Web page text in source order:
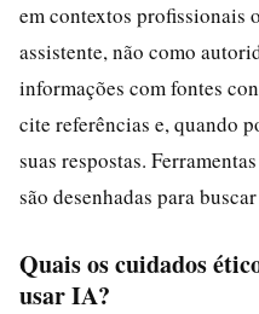
em contextos profissionais
assistente, não como
informações com fontes
cite referências e, quando
suas respostas.
são desenhadas para
Quais os cuidados
usar IA?